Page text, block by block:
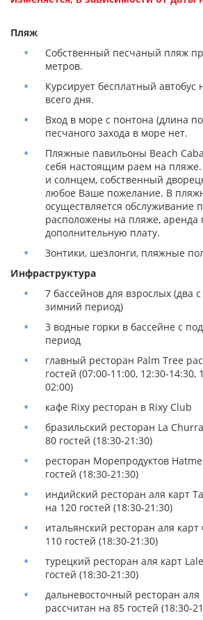
Пляж
Собственный песчаный пляж
метров.
Курсирует бесплатный автобус
всего дня.
Вход в море с понтона (длина
песчаного захода в море нет.
Пляжные павильоны Beach
себя настоящим раем на
и солнцем, собственный
любое Ваше пожелание. В
осуществляется
расположены на пляже, аренда
дополнительную плату.
Зонтики, шезлонги, пляжные
Инфраструктура
7 бассейнов для взрослых (два
зимний период)
3 водные горки в бассейне с
период
главный ресторан Palm Tree
гостей (07:00-11:00, 12:30-14:30,
02:00)
кафе Rixy ресторан в Rixy Club
бразильский ресторан La
80 гостей (18:30-21:30)
ресторан Морепродуктов
гостей (18:30-21:30)
индийский ресторан аля карт
на 120 гостей (18:30-21:30)
итальянский ресторан аля
110 гостей (18:30-21:30)
турецкий ресторан аля карт
гостей (18:30-21:30)
дальневосточный ресторан аля
рассчитан на 85 гостей (18:30-